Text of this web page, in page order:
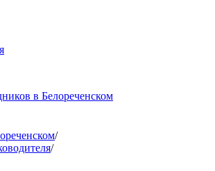
в Белореченском
/
/